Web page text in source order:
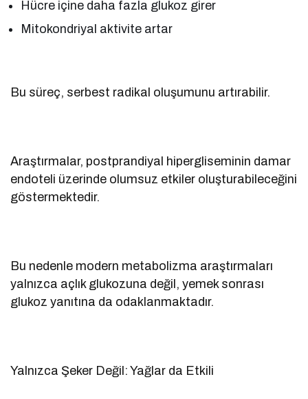
Hücre içine daha fazla glukoz girer
Mitokondriyal aktivite artar
Bu süreç, serbest radikal oluşumunu artırabilir.
Araştırmalar, postprandiyal hipergliseminin damar
endoteli üzerinde olumsuz etkiler oluşturabileceğini
göstermektedir.
Bu nedenle modern metabolizma araştırmaları
yalnızca açlık glukozuna değil, yemek sonrası
glukoz yanıtına da odaklanmaktadır.
Yalnızca Şeker Değil: Yağlar da Etkili